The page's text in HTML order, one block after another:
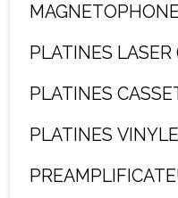
PLATINES LASER
PLATINES
PLATINES